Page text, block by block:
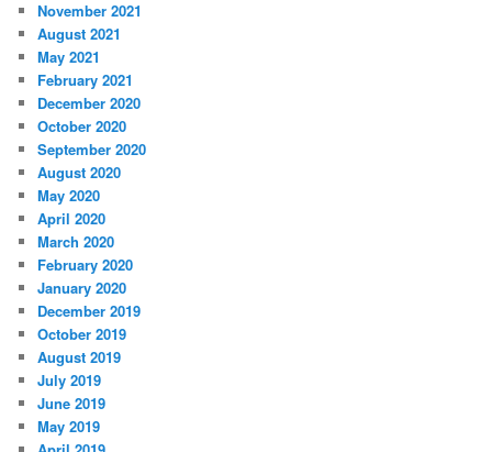
November 2021
August 2021
May 2021
February 2021
December 2020
October 2020
September 2020
August 2020
May 2020
April 2020
March 2020
February 2020
January 2020
December 2019
October 2019
August 2019
July 2019
June 2019
May 2019